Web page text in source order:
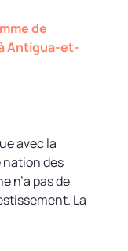
de
Antigua-et-
avec la
des
n’a pas de
La